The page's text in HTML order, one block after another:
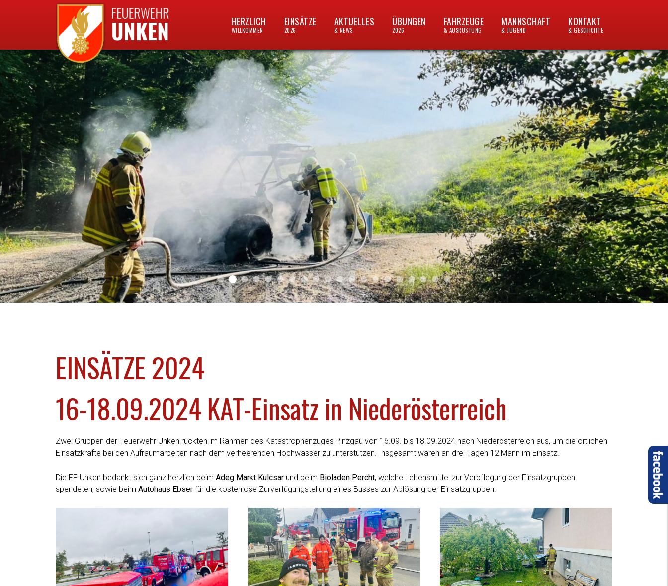
HERZLICH
WILLKOMMEN
EINSÄTZE
2026
AKTUELLES
& NEWS
ÜBUNGEN
2026
FAHRZEUGE
& AUSRÜSTUNG
MANNSCHAFT
& JUGEND
KONTAKT
& GESCHICHTE
2026 012025 03
2025 022025 012024 042024 032024 022024 012023 032023 022023 012021 032021 012019 022019 01Sliderfoto
2018 022018 032018 012016 05
EINSÄTZE 2024
16-18.09.2024 KAT-Einsatz in Niederösterreich
Zwei Gruppen der Feuerwehr Unken rückten im Rahmen des Katastrophenzuges Pinzgau von 16.09. bis 18.09.2024 nach Niederösterreich aus, um die örtlichen
Einsatzkräfte bei den Aufräumarbeiten nach dem verheerenden Hochwasser zu unterstützen. Insgesamt waren an drei Tagen 12 Mann im Einsatz.
Die FF Unken bedankt sich ganz herzlich beim Adeg Markt Kulcsar und beim Bioladen Percht, welche Lebensmittel zur Verpflegung der Einsatzgruppen
spendeten, sowie beim Autohaus Ebser für die kostenlose Zurverfügungstellung eines Busses zur Ablösung der Einsatzgruppen.